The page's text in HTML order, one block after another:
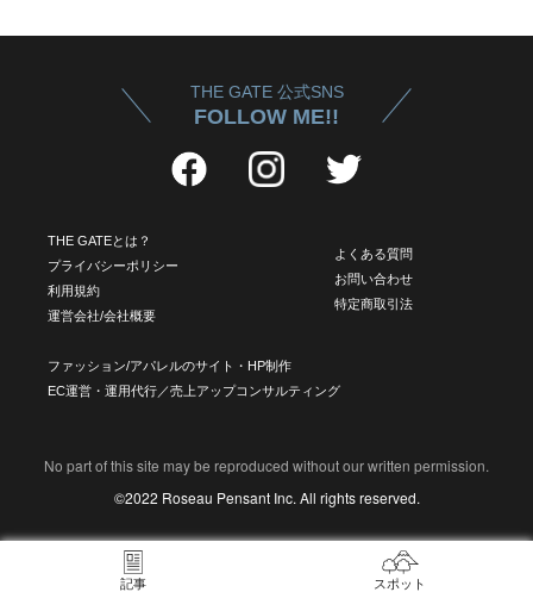
THE GATE 公式SNS
FOLLOW ME!!
THE GATEとは？
プライバシーポリシー
利用規約
運営会社/会社概要
よくある質問
お問い合わせ
特定商取引法
ファッション/アパレルのサイト・HP制作
EC運営・運用代行／売上アップコンサルティング
No part of this site may be reproduced without our written permission.
©2022 Roseau Pensant Inc. All rights reserved.
記事 スポット